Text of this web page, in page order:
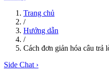
Trang chủ
/
Hướng dẫn
/
Cách đơn giản hóa câu trả
Side Chat ›